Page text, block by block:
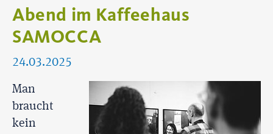
Abend im Kaffeehaus
SAMOCCA
24.03.2025
Man
braucht
kein